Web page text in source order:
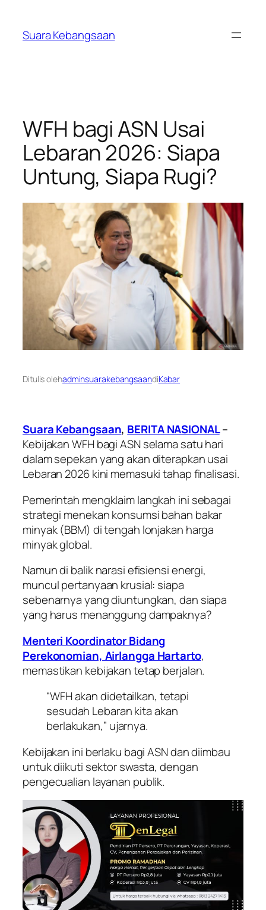
konten
Suara Kebangsaan
WFH bagi ASN Usai
Lebaran 2026: Siapa
Untung, Siapa Rugi?
Ditulis olehadminsuarakebangsaandiKabar
Suara Kebangsaan, BERITA NASIONAL–
Kebijakan WFH bagi ASN selama satu hari
dalam sepekan yang akan diterapkan usai
Lebaran 2026 kini memasuki tahap finalisasi.
Pemerintah mengklaim langkah ini sebagai
strategi menekan konsumsi bahan bakar
minyak (BBM) di tengah lonjakan harga
minyak global.
Namun di balik narasi efisiensi energi,
muncul pertanyaan krusial: siapa
sebenarnya yang diuntungkan, dan siapa
yang harus menanggung dampaknya?
Menteri Koordinator Bidang
Perekonomian, Airlangga Hartarto,
memastikan kebijakan tetap berjalan.
“WFH akan didetailkan, tetapi
sesudah Lebaran kita akan
berlakukan,” ujarnya.
Kebijakan ini berlaku bagi ASN dan diimbau
untuk diikuti sektor swasta, dengan
pengecualian layanan publik.